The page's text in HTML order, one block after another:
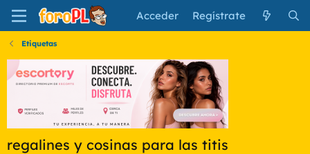
Acceder Regístrate
Etiquetas
regalines y cosinas para las titis